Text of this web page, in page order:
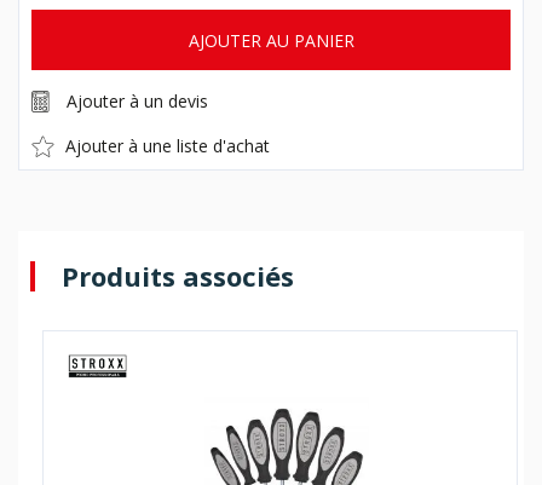
AJOUTER AU PANIER
Ajouter à un devis
Ajouter à une liste d'achat
Produits associés